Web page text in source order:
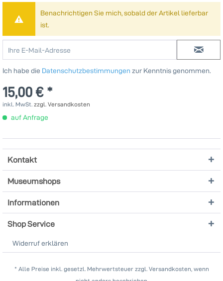
Benachrichtigen Sie mich, sobald der Artikel lieferbar
ist.
Ich habe die Datenschutzbestimmungen zur Kenntnis genommen.
15,00 € *
inkl. MwSt. zzgl. Versandkosten
auf Anfrage
Kontakt
Museumshops
Informationen
Shop Service
Widerruf erklären
* Alle Preise inkl. gesetzl. Mehrwertsteuer zzgl. Versandkosten, wenn